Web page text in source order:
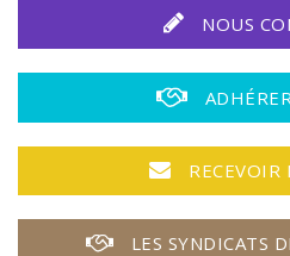
NOUS
RECEVOIR
LES SYNDICATS